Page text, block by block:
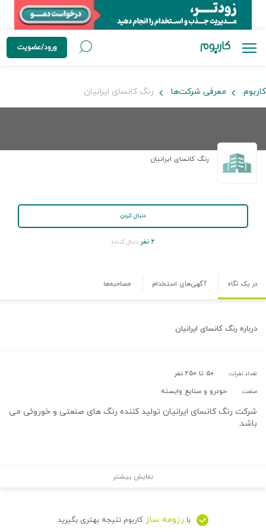
ورود/عضویت
کاربوم معرفی شرکت‌ها رنگ کانسای ایرانیان
رنگ کانسای ایرانیان
دنبال کردن
۲ نفر دنبال کننده
در یک نگاه آگهی‌های استخدام مصاحبه‌ها
درباره رنگ کانسای ایرانیان
تعداد نفرات: ۵۰ تا ۲۵۰ نفر
صنعت: خودرو و صنایع وابسته
شرکت رنگ کانسای ایرانیان تولید کننده رنگ های صنعتی و خوروئی می
باشد.
نمایش بیشتر
با رزومه ساز کاربوم نتیجه بهتری بگیرید